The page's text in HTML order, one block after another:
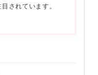
されています。